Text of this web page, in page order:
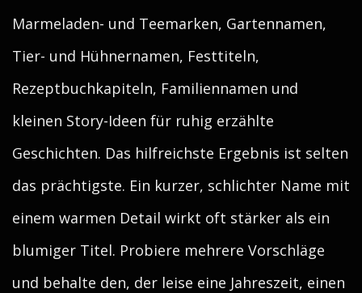
Marmeladen- und Teemarken, Gartennamen,
Tier- und Hühnernamen, Festtiteln,
Rezeptbuchkapiteln, Familiennamen und
kleinen Story-Ideen für ruhig erzählte
Geschichten. Das hilfreichste Ergebnis ist selten
das prächtigste. Ein kurzer, schlichter Name mit
einem warmen Detail wirkt oft stärker als ein
blumiger Titel. Probiere mehrere Vorschläge
und behalte den, der leise eine Jahreszeit, einen